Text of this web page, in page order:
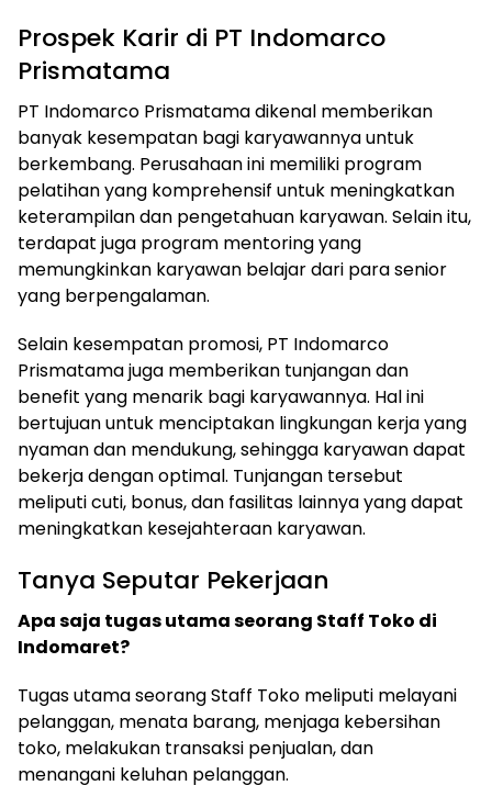
Prospek Karir di PT Indomarco
Prismatama
PT Indomarco Prismatama dikenal memberikan
banyak kesempatan bagi karyawannya untuk
berkembang. Perusahaan ini memiliki program
pelatihan yang komprehensif untuk meningkatkan
keterampilan dan pengetahuan karyawan. Selain itu,
terdapat juga program mentoring yang
memungkinkan karyawan belajar dari para senior
yang berpengalaman.
Selain kesempatan promosi, PT Indomarco
Prismatama juga memberikan tunjangan dan
benefit yang menarik bagi karyawannya. Hal ini
bertujuan untuk menciptakan lingkungan kerja yang
nyaman dan mendukung, sehingga karyawan dapat
bekerja dengan optimal. Tunjangan tersebut
meliputi cuti, bonus, dan fasilitas lainnya yang dapat
meningkatkan kesejahteraan karyawan.
Tanya Seputar Pekerjaan
Apa saja tugas utama seorang Staff Toko di
Indomaret?
Tugas utama seorang Staff Toko meliputi melayani
pelanggan, menata barang, menjaga kebersihan
toko, melakukan transaksi penjualan, dan
menangani keluhan pelanggan.